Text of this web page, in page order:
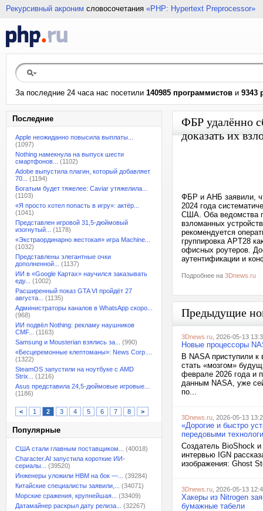
Рекурсивный акроним словосочетания «PHP: Hypertext Preprocessor»
За последние 24 часа нас посетили 140985 программистов и 9343
Последние
Apple неожиданно повысила выплаты...
(1097)
Nothing намекнула на выпуск шести
смартфонов...
(1102)
Adobe выпустила плагин, который добавляет
70...
(1194)
Богатым будет тяжелее: Caviar утяжелила...
(1103)
«Я просто хотел попасть в игру»: актёр...
(1041)
Представлен игровой 31,5-дюймовый
изогнутый...
(1178)
«Экстраординарно жестокая» игра Machine...
(1032)
Представлены элегантные очки
дополненной...
(1137)
ИИ в «Google Картах» научился заказывать
еду...
(1002)
Расширенный показ GTA VI пройдёт 27
августа...
(1135)
Администраторы каналов в WhatsApp скоро...
(968)
ИИ подвёл Nothing: рекламу наушников
CMF...
(1163)
Samsung и Mousterian взялись за...
(990)
«Бесцеремонные клептоманы»: News Corp....
(1322)
SteamOS запустили на ноутбуке с AMD
Strix...
(1216)
Asus представила 24,5-дюймовые игровые...
(1186)
< 1 2 3 4 5 6 7 8 >
Популярные
США стали главным поставщиком...
(40018)
Character.AI запустила короткие ИИ-
сериалы...
(39520)
Инженеры уложили HBM на бок —...
(39284)
Китайские специалисты заявили,...
(34071)
Морские сражения, крупнейшая...
(33409)
Датамайнер раскрыл дату релиза...
(32267)
ФБР удалённо
доказать их
ФБР и АНБ заявили,
2024 года
США. Оба ведомства
взломанных
рекомендуется
группировка APT28
офисных роутеров.
аутентификации и
Подробнее на 3Dnews.ru
Предыдущие
3Dnews.ru , 2026-05-13
Новые процессоры
В NASA приступили
стать «мозгом»
феврале 2026 года и
данным NASA, уже
по...
3Dnews.ru , 2026-05-13
«Дорогие и быстро
передовыми
Создатель BioShock
интервью IGN
изображения: Ghost
3Dnews.ru , 2026-05-13
Хакеры из Nitrogen
бумажные табели